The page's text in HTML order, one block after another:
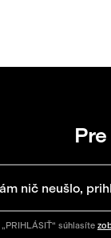
súhlasíte